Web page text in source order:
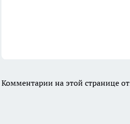
Комментарии на этой странице